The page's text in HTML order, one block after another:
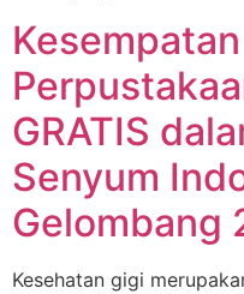
GRATIS
Senyum
Gelombang
Kesehatan gigi